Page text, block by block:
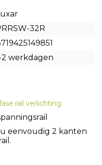
32R
2 werkdagen
rail verlichting
eenvoudig 2 kanten